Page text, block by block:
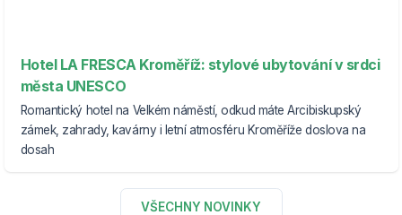
Hotel LA FRESCA Kroměříž: stylové ubytování v srdci
města UNESCO
Romantický hotel na Velkém náměstí, odkud máte Arcibiskupský
zámek, zahrady, kavárny i letní atmosféru Kroměříže doslova na
dosah
VŠECHNY NOVINKY